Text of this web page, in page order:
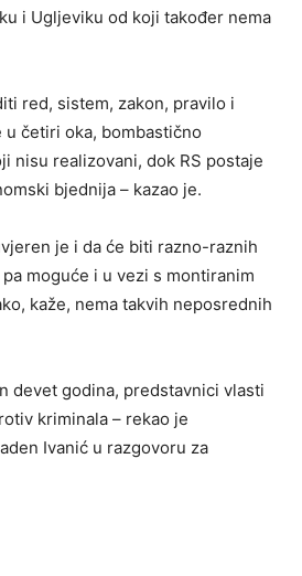
i Ugljeviku od koji također nema
red, sistem, zakon, pravilo i
četiri oka, bombastično
nisu realizovani, dok RS postaje
bjednija – kazao je.
je i da će biti razno-raznih
moguće i u vezi s montiranim
kaže, nema takvih neposrednih
devet godina, predstavnici vlasti
kriminala – rekao je
Ivanić u razgovoru za